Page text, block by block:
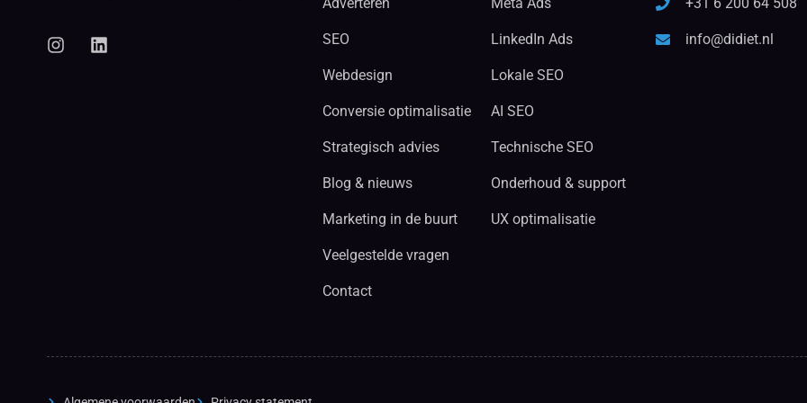
SEO
Webdesign
Conversie optimalisatie
Strategisch advies
Blog & nieuws
Marketing in de buurt
Veelgestelde vragen
Contact
LinkedIn Ads
Lokale SEO
AI SEO
Technische SEO
Onderhoud & support
UX optimalisatie
info@didiet.nl